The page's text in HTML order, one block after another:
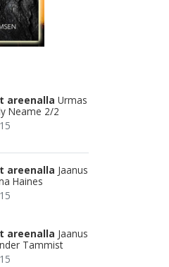
areenalla Urmas
Neame 2/2
areenalla Jaanus
Haines
areenalla Jaanus
Tammist